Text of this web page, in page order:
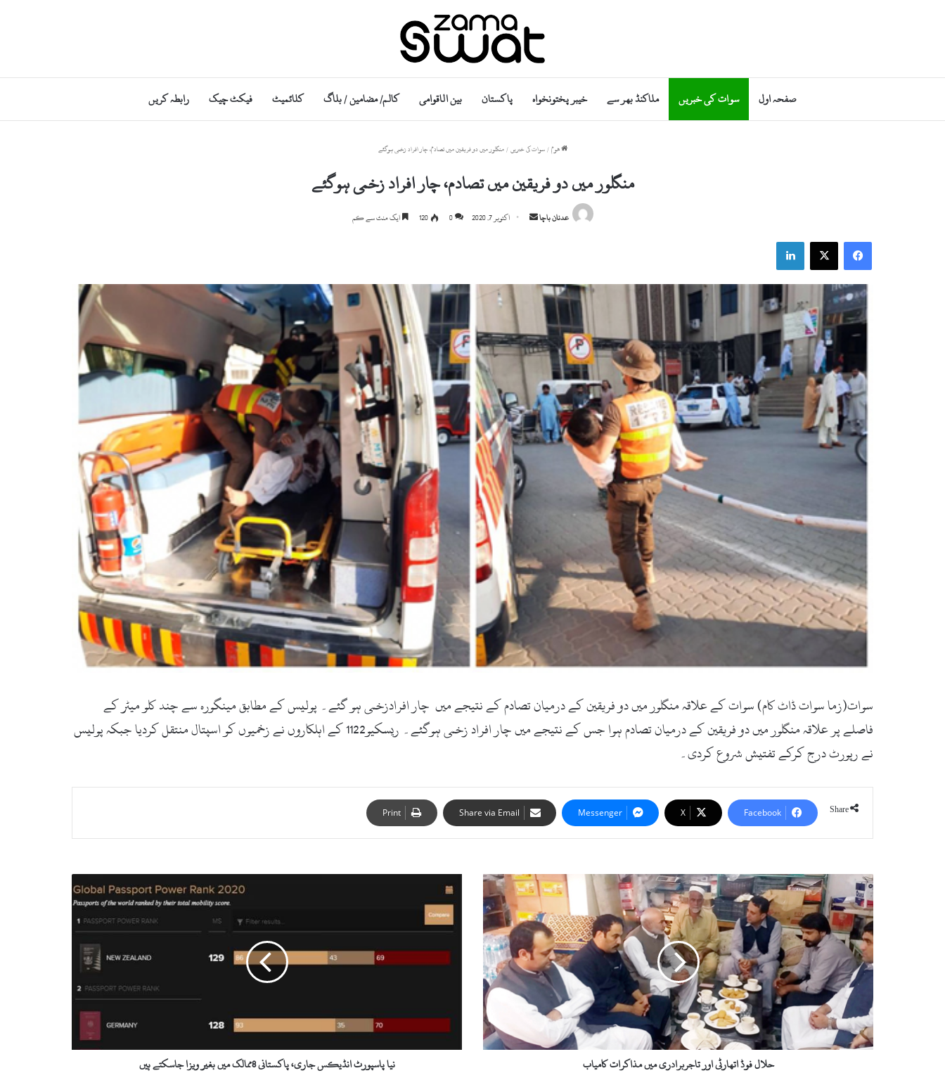
صفحہ اول سوات کی خبریں ملاکنڈ بھر سے خیبر پختونخواہ پاکستان بین الاقوامی کالم/ مضامین / بلاگ کلائمیٹ فیکٹ چیک رابطہ کریں
ھوم / سوات کی خبریں / منگلور میں دو فریقین میں تصادم، چار افراد زخمی ہوگئے
منگلور میں دو فریقین میں تصادم، چار افراد زخمی ہوگئے
عدنان باچا
Send اکتوبر 7, 2020 0
120 ایک منٹ سے کم
Facebook
X
LinkedIn
سوات(زما سوات ڈاٹ کام) سوات کے علاقہ منگلور میں دو فریقین کے درمیان تصادم کے نتیجے میں چار افرادزخمی ہو گئے۔ پولیس کے مطابق مینگورہ سے چند کلو میٹر کے
فاصلے پر علاقہ منگلور میں دو فریقین کے درمیان تصادم ہوا جس کے نتیجے میں چار افراد زخمی ہوگئے۔ ریسکیو1122 کے اہلکاروں نے زخمیوں کو اسپتال منتقل کردیا جبکہ پولیس
نے رپورٹ درج کرکے تفتیش شروع کردی۔
Share
Facebook
X
Messenger
Share via Email
Print
حلال
فوڈ
اتھارٹی
اور
تاجربرادری
میں
مذاکرات
کامیاب
حلال فوڈ اتھارٹی اور تاجربرادری میں مذاکرات کامیاب
نیا
پاسپورٹ
انڈیکس
جاری،
پاکستانی
8ممالک
میں
جاسکتے
ہیں
نیا پاسپورٹ انڈیکس جاری، پاکستانی 8ممالک میں بغیر ویزا جاسکتے ہیں